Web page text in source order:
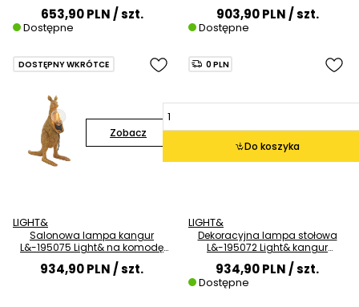
srebrna chrom
653,90 PLN/ szt.
Dostępne
903,90 PLN/ szt.
Dostępne
Zobacz
DOSTĘPNY WKRÓTCE
LIGHT&
Salonowa lampa kangur
L&-195075 Light& na komodę
934,90 PLN/ szt.
Do koszyka
0 PLN
LIGHT&
Dekoracyjna lampa stołowa
L&-195072 Light& kangur
srebrny chrom
934,90 PLN/ szt.
Dostępne